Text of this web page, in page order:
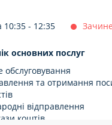
10:35 - 12:35
основних послуг
обслуговування
та отримання
відправлення
коштів